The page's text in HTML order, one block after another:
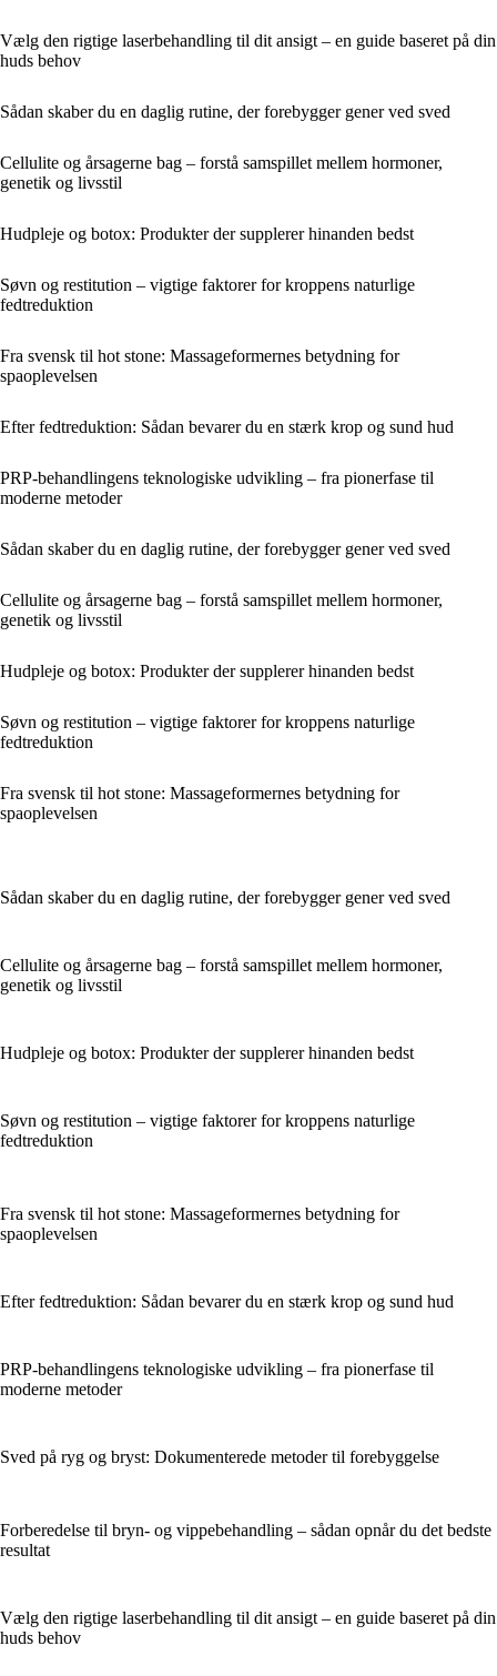
Vælg den rigtige laserbehandling til dit ansigt – en guide baseret på din
huds behov
Sådan skaber du en daglig rutine, der forebygger gener ved sved
Cellulite og årsagerne bag – forstå samspillet mellem hormoner,
genetik og livsstil
Hudpleje og botox: Produkter der supplerer hinanden bedst
Søvn og restitution – vigtige faktorer for kroppens naturlige
fedtreduktion
Fra svensk til hot stone: Massageformernes betydning for
spaoplevelsen
Efter fedtreduktion: Sådan bevarer du en stærk krop og sund hud
PRP-behandlingens teknologiske udvikling – fra pionerfase til
moderne metoder
Sådan skaber du en daglig rutine, der forebygger gener ved sved
Cellulite og årsagerne bag – forstå samspillet mellem hormoner,
genetik og livsstil
Hudpleje og botox: Produkter der supplerer hinanden bedst
Søvn og restitution – vigtige faktorer for kroppens naturlige
fedtreduktion
Fra svensk til hot stone: Massageformernes betydning for
spaoplevelsen
Sådan skaber du en daglig rutine, der forebygger gener ved sved
Cellulite og årsagerne bag – forstå samspillet mellem hormoner,
genetik og livsstil
Hudpleje og botox: Produkter der supplerer hinanden bedst
Søvn og restitution – vigtige faktorer for kroppens naturlige
fedtreduktion
Fra svensk til hot stone: Massageformernes betydning for
spaoplevelsen
Efter fedtreduktion: Sådan bevarer du en stærk krop og sund hud
PRP-behandlingens teknologiske udvikling – fra pionerfase til
moderne metoder
Sved på ryg og bryst: Dokumenterede metoder til forebyggelse
Forberedelse til bryn- og vippebehandling – sådan opnår du det bedste
resultat
Vælg den rigtige laserbehandling til dit ansigt – en guide baseret på din
huds behov